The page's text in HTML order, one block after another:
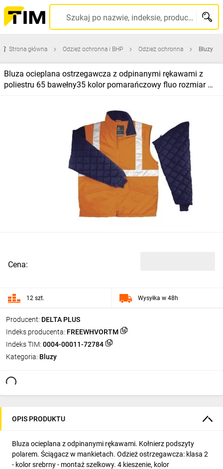
Szukaj po nazwie, indeksie, producencie, kodzie kreskowym...
Strona główna Odzież ochronna i BHP Odzież ochronna Bluzy
Bluza ocieplana ostrzegawcza z odpinanymi rękawami z
poliestru 65 bawełny35 kolor pomarańczowy fluo rozmiar M
Producent: DELTA PLUS
Indeks producenta: FREEWHVORTM
Indeks TIM: 0004-00011-72784
Kategoria: Bluzy
Cena:
12 szt. Wysyłka w 48h
OPIS PRODUKTU
Bluza ocieplana z odpinanymi rękawami. Kołnierz podszyty
polarem. Ściągacz w mankietach. Odzież ostrzegawcza: klasa 2
- kolor srebrny - montaż szelkowy. 4 kieszenie, kolor